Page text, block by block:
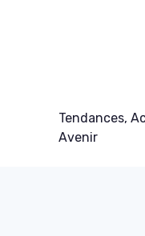
Tendances,
Avenir